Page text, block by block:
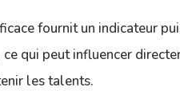
fournit un indicateur
qui peut influencer
les talents.